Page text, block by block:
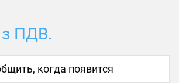
з ПДВ.
когда появится